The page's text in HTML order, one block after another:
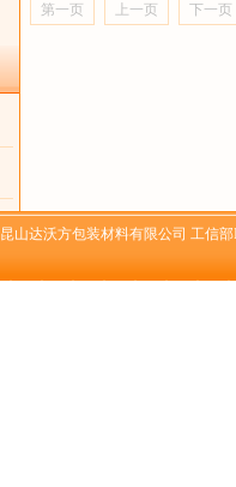
第一页 上一页 下一页
昆山达沃方包装材料有限公司 工信